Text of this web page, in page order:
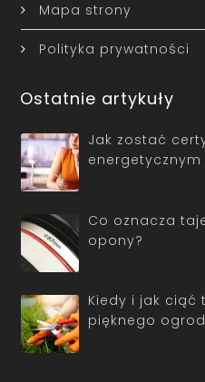
Mapa strony
Polityka prywatności
Ostatnie artykuły
Jak zostać
energetycznym
Co oznacza
opony?
Kiedy i jak ciąć
pięknego